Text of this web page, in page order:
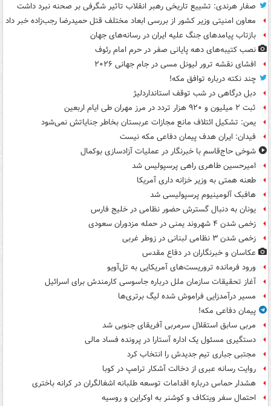
صفار هرندی: تشییع تاریخی رهبر انقلاب تاثیر شگرفی بر صحنه نبرد داشت
معاون امنیتی وزیر کشور از بررسی ابعاد مختلف قتل حمیدرضا رجب‌زاده خبر داد
بازتاب پیامدهای جنگ علیه ایران در رسانه‌های جهان
نصب کتیبه‌های دهه پایانی صفر در حرم امام رئوف
افشای نقشه ترور لیونل مسی در جام جهانی ۲۰۲۶
چند نکته درباره توافق مکه!
دبل درگاهی در شب توقف استانداردلیژ
ثبت ۲ میلیون و ۹۲۰ هزار تردد در مرز مهران طی ایام اربعین
یمن: تشکیل ائتلاف مانع مجازات عربستان بخاطر جنایاتش نمی‌شود
فیدان: ایران هدف پیمان دفاعی مکه نیست
شوخی حاج‌قاسم با خبرنگار در عملیات آزادسازی بوکمال
امیرحسین طاهری راهی پرسپولیس شد
طعنه همتی به وزیر خزانه داری آمریکا
هافبک آلومینیوم پرسپولیسی شد
یونان به دنبال گسترش حضور نظامی در خلیج فارس
زخمی شدن ۴ شهروند یمنی در حمله مزدوران سعودی
زخمی شدن ۳ نظامی لبنانی در زوطر غربی
عکاسان و خبرنگاران در دفاع مقدس
ورود فرمانده تروریست‌های آمریکایی به تل‌آویو
آغاز تحقیقات سازمان ملل درباره جاسوسی کارمندش برای اسرائیل
مسیر درآمدزایی فراموش شده لیگ برتری‌ها
پیمان دفاعی مکه!
مربی سابق استقلال سرمربی آفریقای جنوبی شد
دستگیری مسئول یک اداره آستارا در پرونده فساد مالی
مجتبی جباری تیم جدیدش را انتخاب کرد
روایت رسانه عبری از دخالت آشکار ترامپ در کوبا
هشدار حماس درباره اقدامات توسعه طلبانه اشغالگران در کرانه باختری
احتمال سفر ویتکاف و کوشنر به اوکراین و روسیه